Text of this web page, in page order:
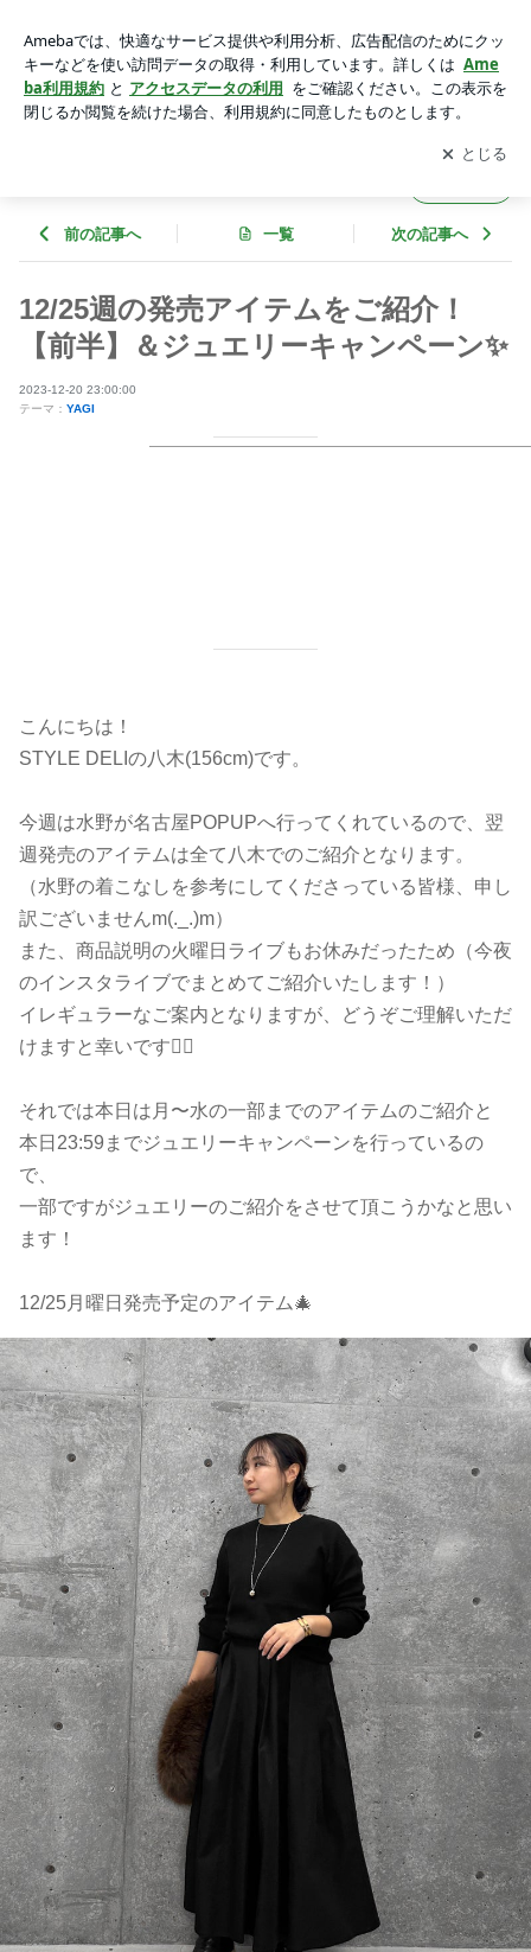
ンペーン✨ | STYLE DELI オフィシャルブログ Powered by Am
eba
アプリをダウンロードして ブログの更新通知
を受け取りまし
ょう。
開く
前の記事へ 一覧 次の記事へ
12/25週の発売アイテムをご紹介！
【前半】＆ジュエリーキャンペーン✨
2023-12-20 23:00:00
テーマ： YAGI
こんにちは！
STYLE DELIの八木(156cm)です。
今週は水野が名古屋POPUPへ行ってくれているので、翌
週発売のアイテムは全て八木でのご紹介となります。
（水野の着こなしを参考にしてくださっている皆様、申し
訳ございませんm(._.)m）
また、商品説明の火曜日ライブもお休みだったため（今夜
のインスタライブでまとめてご紹介いたします！）
イレギュラーなご案内となりますが、どうぞご理解いただ
けますと幸いです🙇‍♀️
それでは本日は月〜水の一部までのアイテムのご紹介と
本日23:59までジュエリーキャンペーンを行っているの
で、
一部ですがジュエリーのご紹介をさせて頂こうかなと思い
ます！
12/25月曜日発売予定のアイテム🎄